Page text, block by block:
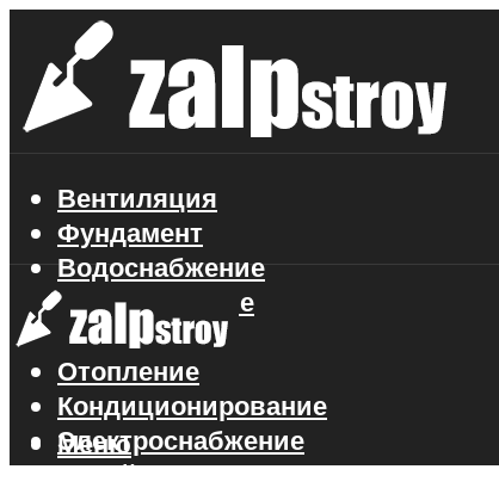
Вентиляция
Фундамент
Водоснабжение
Газоснабжение
Канализация
Отопление
Кондиционирование
Электроснабжение
Стройматериалы
Меню